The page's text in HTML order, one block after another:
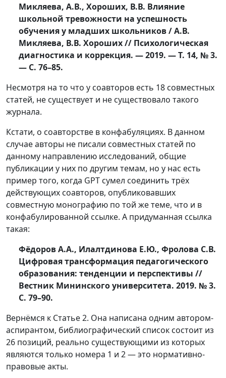
Микляева, А.В., Хороших, В.В. Влияние
школьной тревожности на успешность
обучения у младших школьников / А.В.
Микляева, В.В. Хороших // Психологическая
диагностика и коррекция. — 2019. — Т. 14, № 3.
— С. 76–85.
Несмотря на то что у соавторов есть 18 совместных
статей, не существует и не существовало такого
журнала.
Кстати, о соавторстве в конфабуляциях. В данном
случае авторы не писали совместных статей по
данному направлению исследований, общие
публикации у них по другим темам, но у нас есть
пример того, когда GPT сумел соединить трёх
действующих соавторов, опубликовавших
совместную монографию по той же теме, что и в
конфабулированной ссылке. А придуманная ссылка
такая:
Фёдоров А.А., Илалтдинова Е.Ю., Фролова С.В.
Цифровая трансформация педагогического
образования: тенденции и перспективы //
Вестник Мининского университета. 2019. № 3.
С. 79–90.
Вернёмся к Статье 2. Она написана одним автором-
аспирантом, библиографический список состоит из
26 позиций, реально существующими из которых
являются только номера 1 и 2 — это нормативно-
правовые акты.